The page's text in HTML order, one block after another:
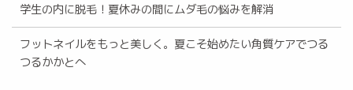
学生の内に脱毛！夏休みの間にムダ毛の悩みを解消
フットネイルをもっと美しく。夏こそ始めたい角質ケアでつる
つるかかとへ